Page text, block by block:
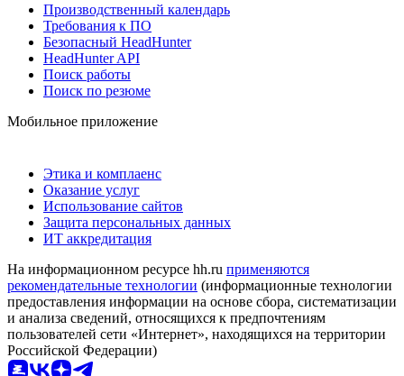
Производственный календарь
Требования к ПО
Безопасный HeadHunter
HeadHunter API
Поиск работы
Поиск по резюме
Мобильное приложение
Этика и комплаенс
Оказание услуг
Использование сайтов
Защита персональных данных
ИТ аккредитация
На информационном ресурсе hh.ru применяются
рекомендательные технологии (информационные технологии
предоставления информации на основе сбора, систематизации
и анализа сведений, относящихся к предпочтениям
пользователей сети «Интернет», находящихся на территории
Российской Федерации)